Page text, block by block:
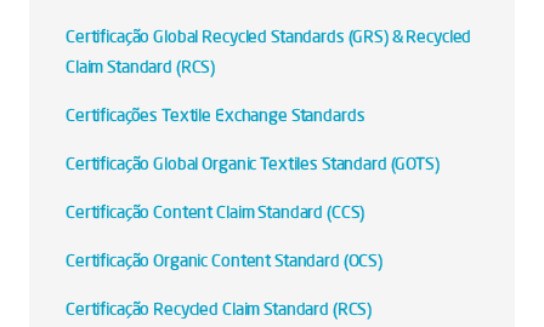
Certificação Global Recycled Standards (GRS) & Recycled
Claim Standard (RCS)
Certificações Textile Exchange Standards
Certificação Global Organic Textiles Standard (GOTS)
Certificação Content Claim Standard (CCS)
Certificação Organic Content Standard (OCS)
Certificação Recycled Claim Standard (RCS)